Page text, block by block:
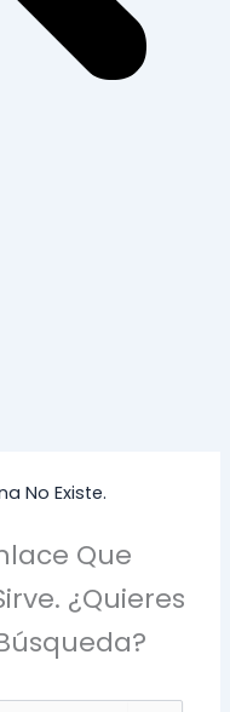
No Existe.
Que
¿Quieres